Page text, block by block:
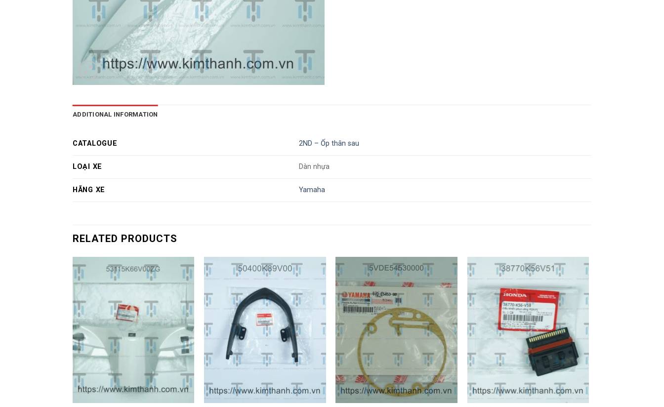
ADDITIONAL INFORMATION
CATALOGUE 2ND – Ốp thân sau
LOẠI XE Dàn nhựa
HÃNG XE Yamaha
RELATED PRODUCTS